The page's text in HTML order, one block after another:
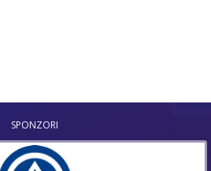
SPONZORI